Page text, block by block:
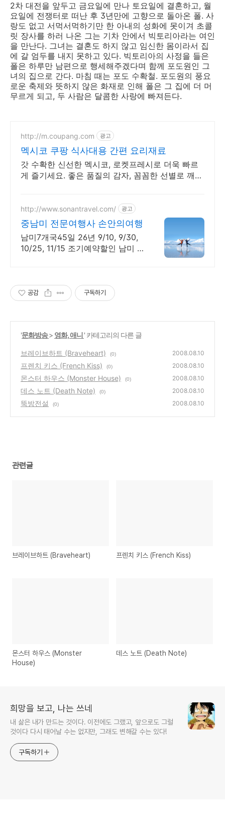
2차 대전을 앞두고 금요일에 만나 토요일에 결혼하고, 월
요일에 전쟁터로 떠난 후 3년만에 고향으로 돌아온 폴. 사
랑도 없고 서먹서먹하기만 한 아내의 성화에 못이겨 초콜
릿 장사를 하러 나온 그는 기차 안에서 빅토리아라는 여인
을 만난다. 그녀는 결혼도 하지 않고 임신한 몸이라서 집
에 갈 엄두를 내지 못하고 있다. 빅토리아의 사정을 들은
폴은 하루만 남편으로 행세해주겠다며 함께 포도원인 그
녀의 집으로 간다. 마침 때는 포도 수확철. 포도원의 풍요
로운 축제와 뜻하지 않은 화재로 인해 폴은 그 집에 더 머
무르게 되고, 두 사람은 달콤한 사랑에 빠져든다.
http://m.coupang.com 광고
멕시코 쿠팡 식사대용 간편 요리재료
갓 수확한 신선한 멕시코, 로켓프레시로 더욱 빠르
게 즐기세요. 좋은 품질의 감자, 꼼꼼한 선별로 깨끗
http://www.sonantravel.com/ 광고
중남미 전문여행사 손안의여행
남미7개국45일 26년 9/10, 9/30,
10/25, 11/15 조기예약할인 남미 7
공감 구독하기
'문화방송> 영화, 애니' 카테고리의 다른 글
브레이브하트 (Braveheart) (0) 2008.08.10
프렌치 키스 (French Kiss) (0) 2008.08.10
몬스터 하우스 (Monster House) (0) 2008.08.10
데스 노트 (Death Note) (0) 2008.08.10
뚝방전설 (0) 2008.08.10
관련글
브레이브하트 (Braveheart) 프렌치 키스 (French Kiss)
몬스터 하우스 (Monster
House)
데스 노트 (Death Note)
희망을 보고, 나는 쓰네
내 삶은 내가 만드는 것이다. 이전에도 그랬고, 앞으로도 그럴
것이다 다시 태어날 수는 없지만, 그래도 변해갈 수는 있다!
구독하기